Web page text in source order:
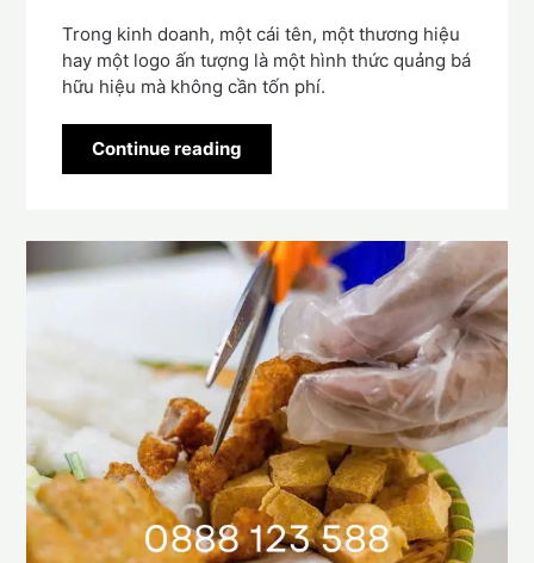
Trong kinh doanh, một cái tên, một thương hiệu
hay một logo ấn tượng là một hình thức quảng bá
hữu hiệu mà không cần tốn phí.
Continue reading